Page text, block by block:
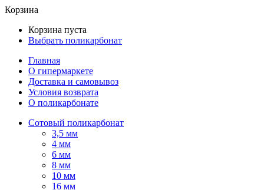
Корзина
Корзина пуста
Выбрать поликарбонат
Главная
О гипермаркете
Доставка и самовывоз
Условия возврата
О поликарбонате
Сотовый поликарбонат
3,5 мм
4 мм
6 мм
8 мм
10 мм
16 мм